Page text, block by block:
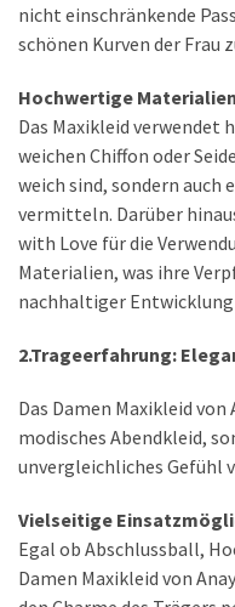
nicht einschränkende
schönen Kurven der Frau
Hochwertige Materialien
Das Maxikleid verwendet
weichen Chiffon oder
weich sind, sondern auch
vermitteln. Darüber
with Love für die
Materialien, was ihre
nachhaltiger
2.Trageerfahrung:
Das Damen Maxikleid
modisches Abendkleid,
unvergleichliches Gefühl
Vielseitige
Egal ob Abschlussball,
Damen Maxikleid von